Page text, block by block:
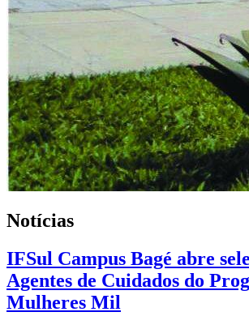
Notícias
IFSul Campus Bagé abre
Agentes de Cuidados do
Mulheres Mil